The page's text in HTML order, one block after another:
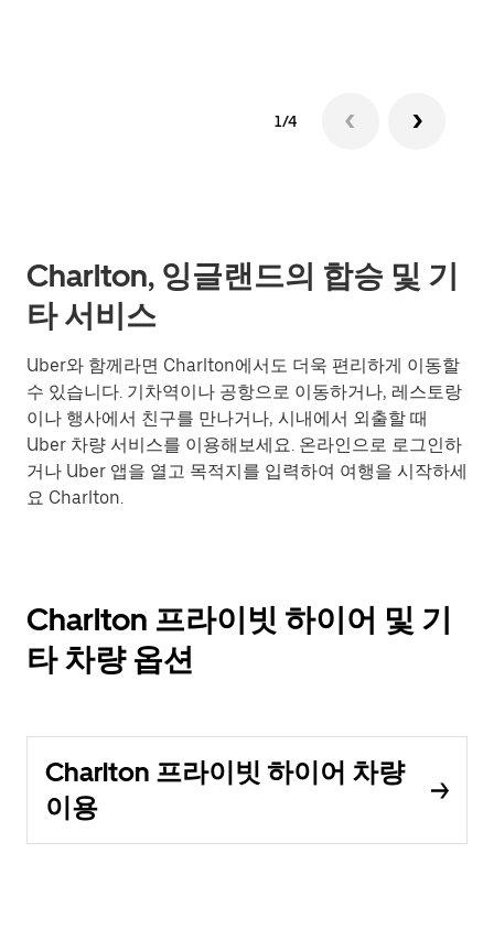
1/4
Charlton, 잉글랜드의 합승 및 기
타 서비스
Uber와 함께라면 Charlton에서도 더욱 편리하게 이동할
수 있습니다. 기차역이나 공항으로 이동하거나, 레스토랑
이나 행사에서 친구를 만나거나, 시내에서 외출할 때
Uber 차량 서비스를 이용해보세요. 온라인으로 로그인하
거나 Uber 앱을 열고 목적지를 입력하여 여행을 시작하세
요 Charlton.
Charlton 프라이빗 하이어 및 기
타 차량 옵션
Charlton 프라이빗 하이어 차량
이용